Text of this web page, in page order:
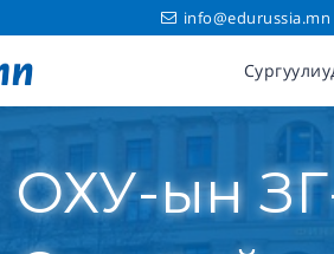
info@edurussia.mn